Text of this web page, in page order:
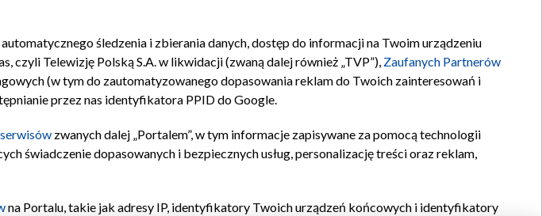
zgody Pomoc Biuro reklamy Kontakt
śledzenia i zbierania danych, dostęp do informacji na Twoim urządzeniu
Telewizję Polską S.A. w likwidacji (zwaną dalej również „TVP”), Zaufanych Partnerów
(w tym do zautomatyzowanego dopasowania reklam do Twoich zainteresowań i
przez nas identyfikatora PPID do Google.
zwanych dalej „Portalem”, w tym informacje zapisywane za pomocą technologii
świadczenie dopasowanych i bezpiecznych usług, personalizację treści oraz reklam,
na Portalu, takie jak adresy IP, identyfikatory Twoich urządzeń końcowych i identyfikatory